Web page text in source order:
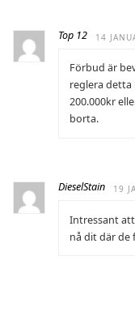
Top 12 14
Förbud är
reglera detta
200.000kr
borta.
DieselStain 19
Intressant
nå dit där de